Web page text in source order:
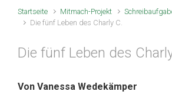
Startseite Mitmach-Projekt
Die fünf Leben des Charly C.
Die fünf Leben des
Von Vanessa Wedekämper